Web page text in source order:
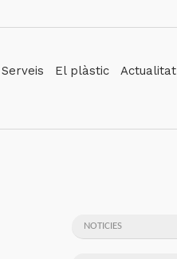
Serveis El plàstic Actualitat
NOTICIES